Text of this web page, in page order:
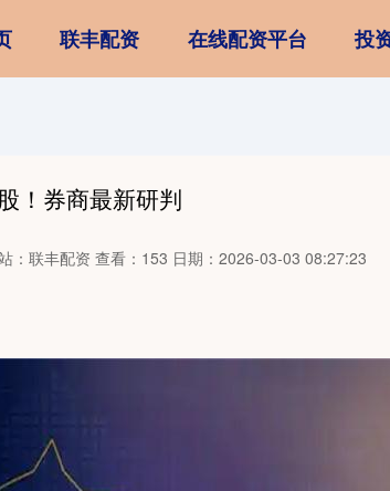
联丰配资 在线配资平台 投
！券商最新研判
：联丰配资 查看：153 日期：2026-03-03 08:27:23